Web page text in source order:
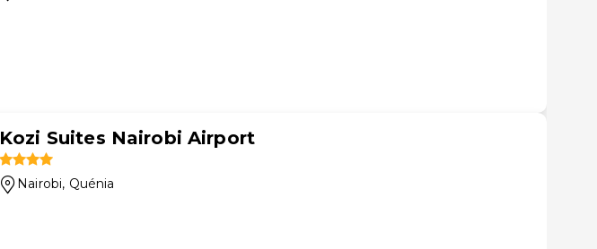
Kozi Suites Nairobi Airport
Nairobi, Quénia